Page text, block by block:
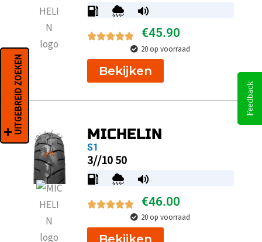
€45.90
20 op voorraad
Bekijken
MICHELIN
S1
3//10 50
€46.00
20 op voorraad
Bekijken
UITGEBREID ZOEKEN Feedback